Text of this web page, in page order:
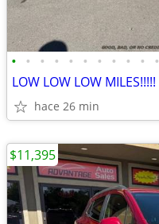
• • • • • • • • • • •
LOW LOW LOW MILES!!!!!
hace 26 min
$11,395